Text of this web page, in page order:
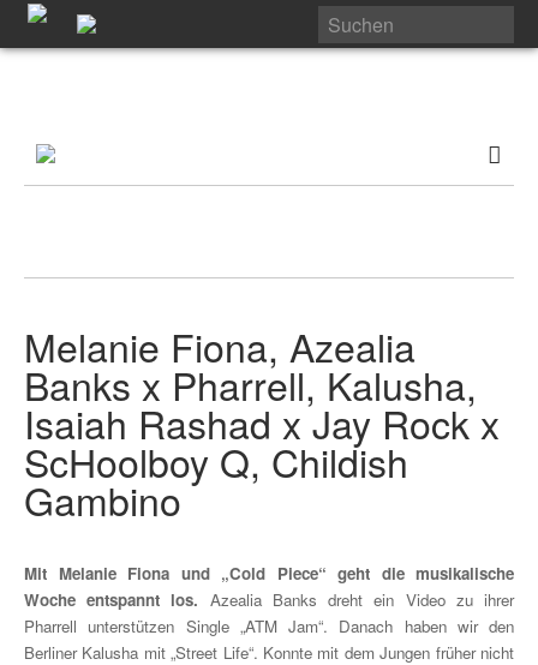
Melanie Fiona, Azealia
Banks x Pharrell, Kalusha,
Isaiah Rashad x Jay Rock x
ScHoolboy Q, Childish
Gambino
Mit Melanie Fiona und „Cold Piece“ geht die musikalische
Woche entspannt los. Azealia Banks dreht ein Video zu ihrer
Pharrell unterstützen Single „ATM Jam“. Danach haben wir den
Berliner Kalusha mit „Street Life“. Konnte mit dem Jungen früher nicht